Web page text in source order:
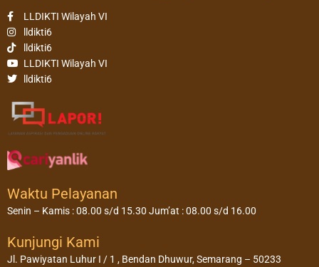
LLDIKTI Wilayah VI
lldikti6
lldikti6
LLDIKTI Wilayah VI
lldikti6
Waktu Pelayanan
Senin – Kamis : 08.00 s/d 15.30 Jum’at : 08.00 s/d 16.00
Kunjungi Kami
Jl. Pawiyatan Luhur I / 1 , Bendan Dhuwur, Semarang – 50233